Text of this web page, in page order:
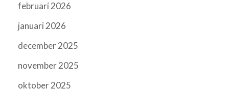
februari 2026
januari 2026
december 2025
november 2025
oktober 2025